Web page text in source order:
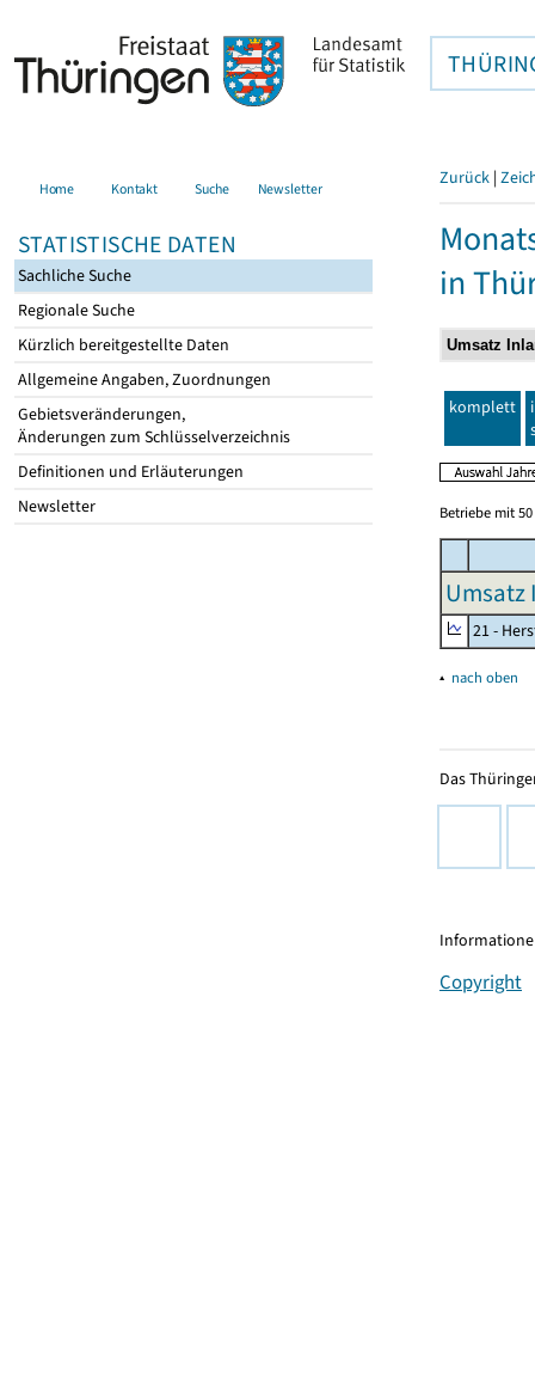
Home Kontakt Suche Newsletter
STATISTISCHE DATEN
Sachliche Suche
Regionale Suche
Kürzlich bereitgestellte Daten
Allgemeine Angaben, Zuordnungen
Gebietsveränderungen,
Änderungen zum Schlüsselverzeichnis
Definitionen und Erläuterungen
Newsletter
Zurück |
in
komplett
Betriebe mit
Umsatz
21 -
▴ nach oben
Das
Copyright